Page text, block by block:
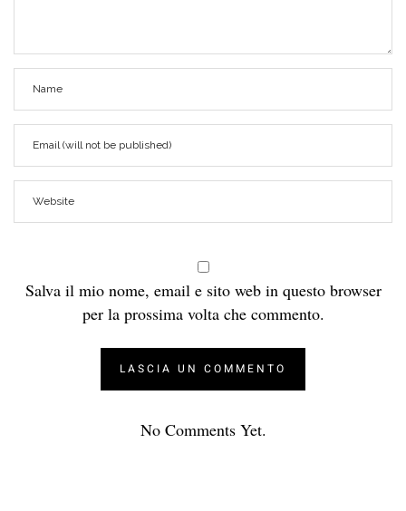
Salva il mio nome, email e sito web in questo browser
per la prossima volta che commento.
No Comments Yet.